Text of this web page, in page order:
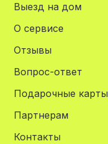
Выезд на дом
О сервисе
Отзывы
Вопрос-ответ
Подарочные карты
Партнерам
Контакты